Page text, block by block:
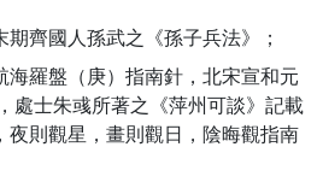
齊國人孫武之《孫子兵法》；
海羅盤（庚）指南針，北宋宣和元
處士朱彧所著之《萍州可談》記載
夜則觀星，畫則觀日，陰晦觀指南